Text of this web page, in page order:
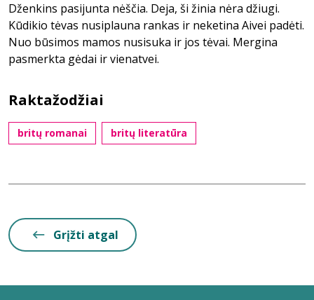
Dženkins pasijunta nėščia. Deja, ši žinia nėra džiugi.
Kūdikio tėvas nusiplauna rankas ir neketina Aivei padėti.
Nuo būsimos mamos nusisuka ir jos tėvai. Mergina
pasmerkta gėdai ir vienatvei.
Raktažodžiai
britų romanai britų literatūra
Grįžti atgal